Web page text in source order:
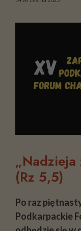
„Nadzieja
(Rz 5,5)
Po raz
Podkarpackie